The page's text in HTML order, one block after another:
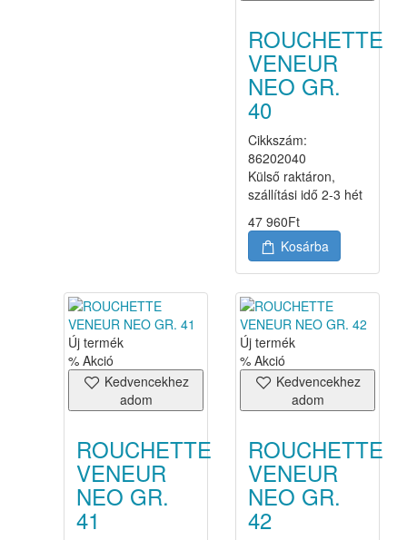
ROUCHETTE
VENEUR
NEO GR.
40
Cikkszám:
86202040
Külső raktáron,
szállítási idő 2-3 hét
47 960Ft
Kosárba
Új termék
% Akció
Kedvencekhez
adom
ROUCHETTE
VENEUR
NEO GR.
41
Új termék
% Akció
Kedvencekhez
adom
ROUCHETTE
VENEUR
NEO GR.
42